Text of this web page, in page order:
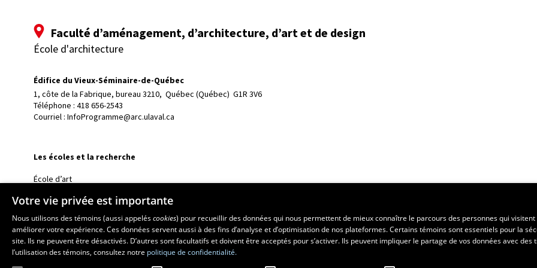
Faculté d’aménagement, d’architecture, d’art et de design
École d'architecture
Édifice du Vieux-Séminaire-de-Québec
1, côte de la Fabrique, bureau 3210, Québec (Québec)  G1R 3V6
Téléphone : 418 656-2543
Courriel : InfoProgramme@arc.ulaval.ca
Les écoles et la recherche
École d’art
École de design
Centre de recherche en aménagement et développement
Votre vie privée est importante
Nous utilisons des témoins (aussi appeléscookies) pour recueillir des données qui nous permettent de mieux connaître le parcours des personnes qui
améliorer votre expérience. Ces données servent aussi à des fins d’analyse et d’optimisation de nos plateformes. Certains témoins sont essentiels pour la
site. Ils ne peuvent être désactivés. D’autres sont facultatifs et doivent être acceptés pour s’activer. Ils peuvent impliquer le partage de vos données avec des
l’utilisation des témoins, consultez notre politique de confidentialité.